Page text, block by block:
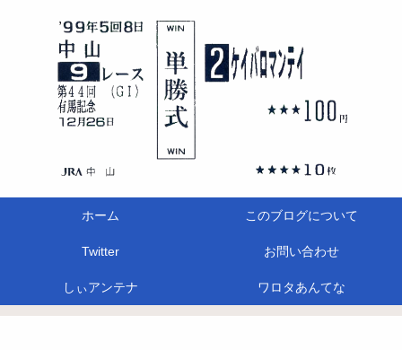
ホーム このブログについて
Twitter お問い合わせ
しぃアンテナ ワロタあんてな